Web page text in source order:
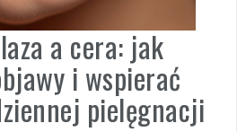
a cera: jak
i wspierać
pielęgnacji